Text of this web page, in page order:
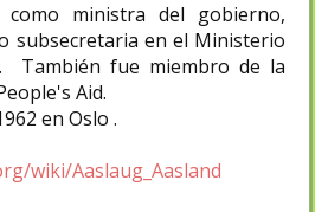
ministra del gobierno,
subsecretaria en el Ministerio
También fue miembro de la
Aid.
en Oslo .
wiki/Aaslaug_Aasland